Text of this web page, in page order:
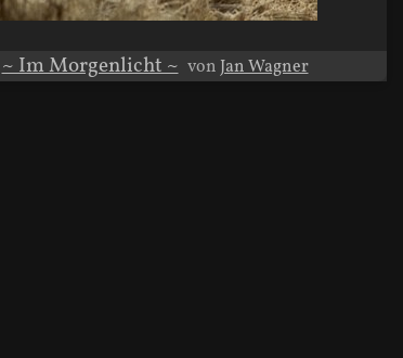
~ Im Morgenlicht ~ von Jan Wagner